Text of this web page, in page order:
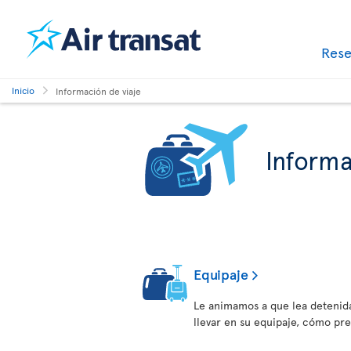
Inicio Información de viaje
Equipaje
Le animamos a que lea
llevar en su equipaje, cómo